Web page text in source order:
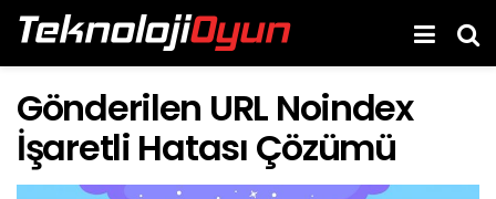
Gönderilen URL Noindex
İşaretli Hatası Çözümü